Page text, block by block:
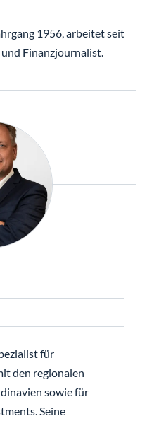
1956, arbeitet seit
Finanzjournalist.
für
den regionalen
sowie für
Seine